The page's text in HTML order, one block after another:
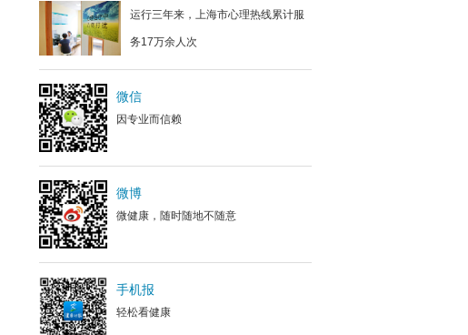
运行三年来，上海市心理热线累计服
务17万余人次
微信
因专业而信赖
微博
微健康，随时随地不随意
手机报
轻松看健康